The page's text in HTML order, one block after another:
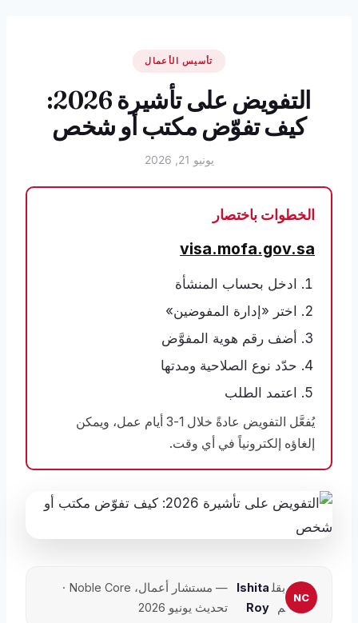
تأسيس الأعمال
التفويض على تأشيرة 2026:
كيف تفوّض مكتب أو شخص
يونيو 21, 2026
الخطوات باختصار
visa.mofa.gov.sa
ادخل بحساب المنشأة
اختر «إدارة المفوضين»
أضف رقم هوية المفوَّض
حدّد نوع الصلاحية ومدتها
اعتمد الطلب
يُفعَّل التفويض عادةً خلال 1-3 أيام عمل، ويمكن
إلغاؤه إلكترونياً في أي وقت.
بقل
م
Ishita
Roy
— مستشار أعمال، Noble Core ·
تحديث يونيو 2026